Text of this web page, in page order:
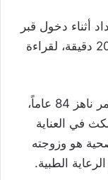
أثناء دخول قبر
والدها، حيث جلست بداخله ما يقارب الـ20 دقيقة، لقراءة
ورحل الفنان الكوميدي سمير غانم عن عمر ناهز 84 عاماً،
في العناية
هو وزوجته
الطبية.